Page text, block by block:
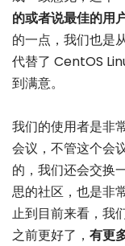
的或者说最佳的用
的一点，我们也是
代替了 CentOS
到满意。
我们的使用者是非
会议，不管这个会
的，我们还会交换
思的社区，也是非
止到目前来看，我
之前更好了， 有更